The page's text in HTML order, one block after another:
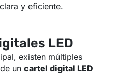
y eficiente.
LED
existen múltiples
un cartel digital LED